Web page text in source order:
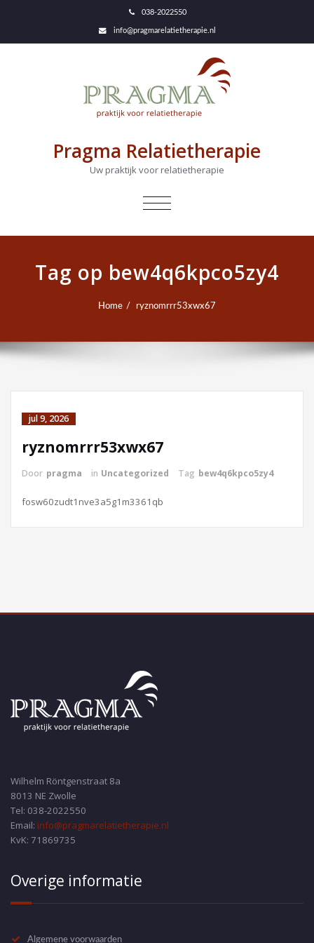
038-2022550
info@pragmarelatietherapie.nl
Pragma Relatietherapie
Uw praktijk voor relatietherapie
NAVIGATIE
Tag op bew4q6kpco5zy4
Home ryznomrrr53xwx67
jul 9, 2026
ryznomrrr53xwx67
Door pragma in Uncategorized Tag bew4q6kpco5zy4
fosw60zudt1nve3a5g1m3361qb
Wilhelm Röntgenstraat 8a
8013 NE Zwolle
Tel: 038-2022550
Email: info@pragmarelatietherapie.nl
KvK: 71869735
Overige informatie
Algemene voorwaarden